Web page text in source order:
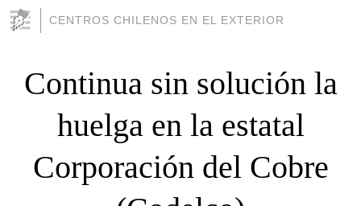
CENTROS CHILENOS EN EL EXTERIOR
Continua sin solución la
huelga en la estatal
Corporación del Cobre